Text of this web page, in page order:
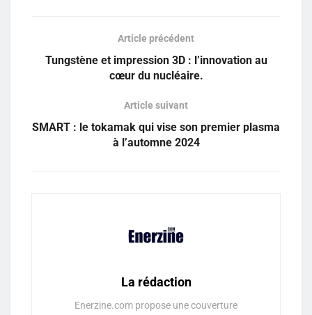
Article précédent
Tungstène et impression 3D : l’innovation au
cœur du nucléaire.
Article suivant
SMART : le tokamak qui vise son premier plasma
à l’automne 2024
La rédaction
Enerzine.com propose une couverture